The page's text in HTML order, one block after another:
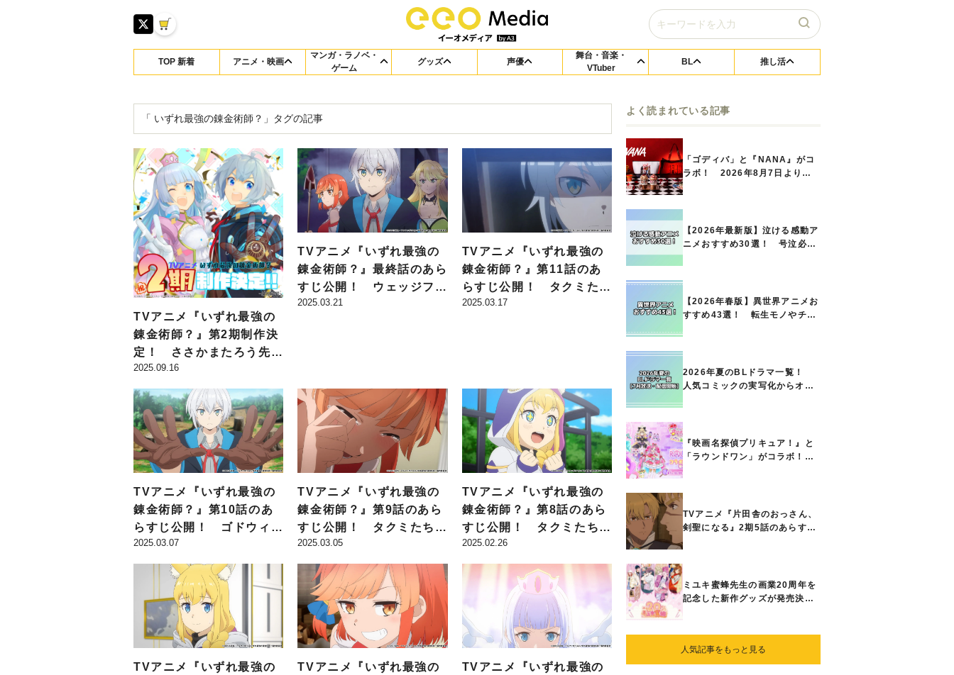
TOP 新着 アニメ・映画
マンガ・ラノベ・
ゲーム
グッズ 声優
舞台・音楽・
VTuber
BL 推し活
「 いずれ最強の錬金術師？」タグの記事
TVアニメ『いずれ最強の
錬金術師？』第2期制作決
定！ ささかまたろう先生
描き下ろしの「お祝いビジ
ュアル」が公開に!!
2025.09.16
TVアニメ『いずれ最強の
錬金術師？』最終話のあら
すじ公開！ ウェッジフォ
ートが魔物の大群に襲わ
2025.03.21
TVアニメ『いずれ最強の
錬金術師？』第11話のあ
らすじ公開！ タクミたち
が築いたウェッジフォート
2025.03.17
TVアニメ『いずれ最強の
錬金術師？』第10話のあ
らすじ公開！ ゴドウィン
辺境伯から相談を受けたタ
クミは…
2025.03.07
TVアニメ『いずれ最強の
錬金術師？』第9話のあら
すじ公開！ タクミたちは
結界魔道具を完成させ、自
邸の警備を固めることに
2025.03.05
TVアニメ『いずれ最強の
錬金術師？』第8話のあら
すじ公開！ タクミたち
は、冒険者ギルドで「パー
ティー名をつけて欲しい」
と依頼されるが…
2025.02.26
TVアニメ『いずれ最強の
TVアニメ『いずれ最強の
TVアニメ『いずれ最強の
よく読まれている記事
「ゴディバ」と『NANA』がコ
ラボ！ 2026年8月7日よりシ
【2026年最新版】泣ける感動ア
ニメおすすめ30選！ 号泣必須
【2026年春版】異世界アニメお
すすめ43選！ 転生モノやチー
2026年夏のBLドラマ一覧！
人気コミックの実写化からオリ
『映画名探偵プリキュア！』と
「ラウンドワン」がコラボ！
TVアニメ『片田舎のおっさん、
剣聖になる』2期5話のあらすじ
ミユキ蜜蜂先生の画業20周年を
記念した新作グッズが発売決
ら、ときめくアイテムが登場♪
人気記事をもっと見る